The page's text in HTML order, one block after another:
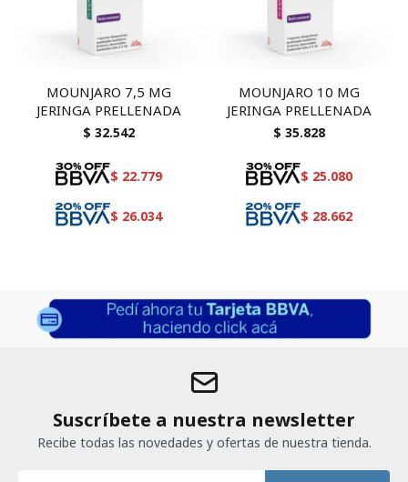
MOUNJARO 7,5 MG
JERINGA PRELLENADA
$ 32.542
$ 22.779
$ 26.034
MOUNJARO 10 MG
JERINGA PRELLENADA
$ 35.828
$ 25.080
$ 28.662
Suscríbete a nuestra newsletter
Recibe todas las novedades y ofertas de nuestra tienda.